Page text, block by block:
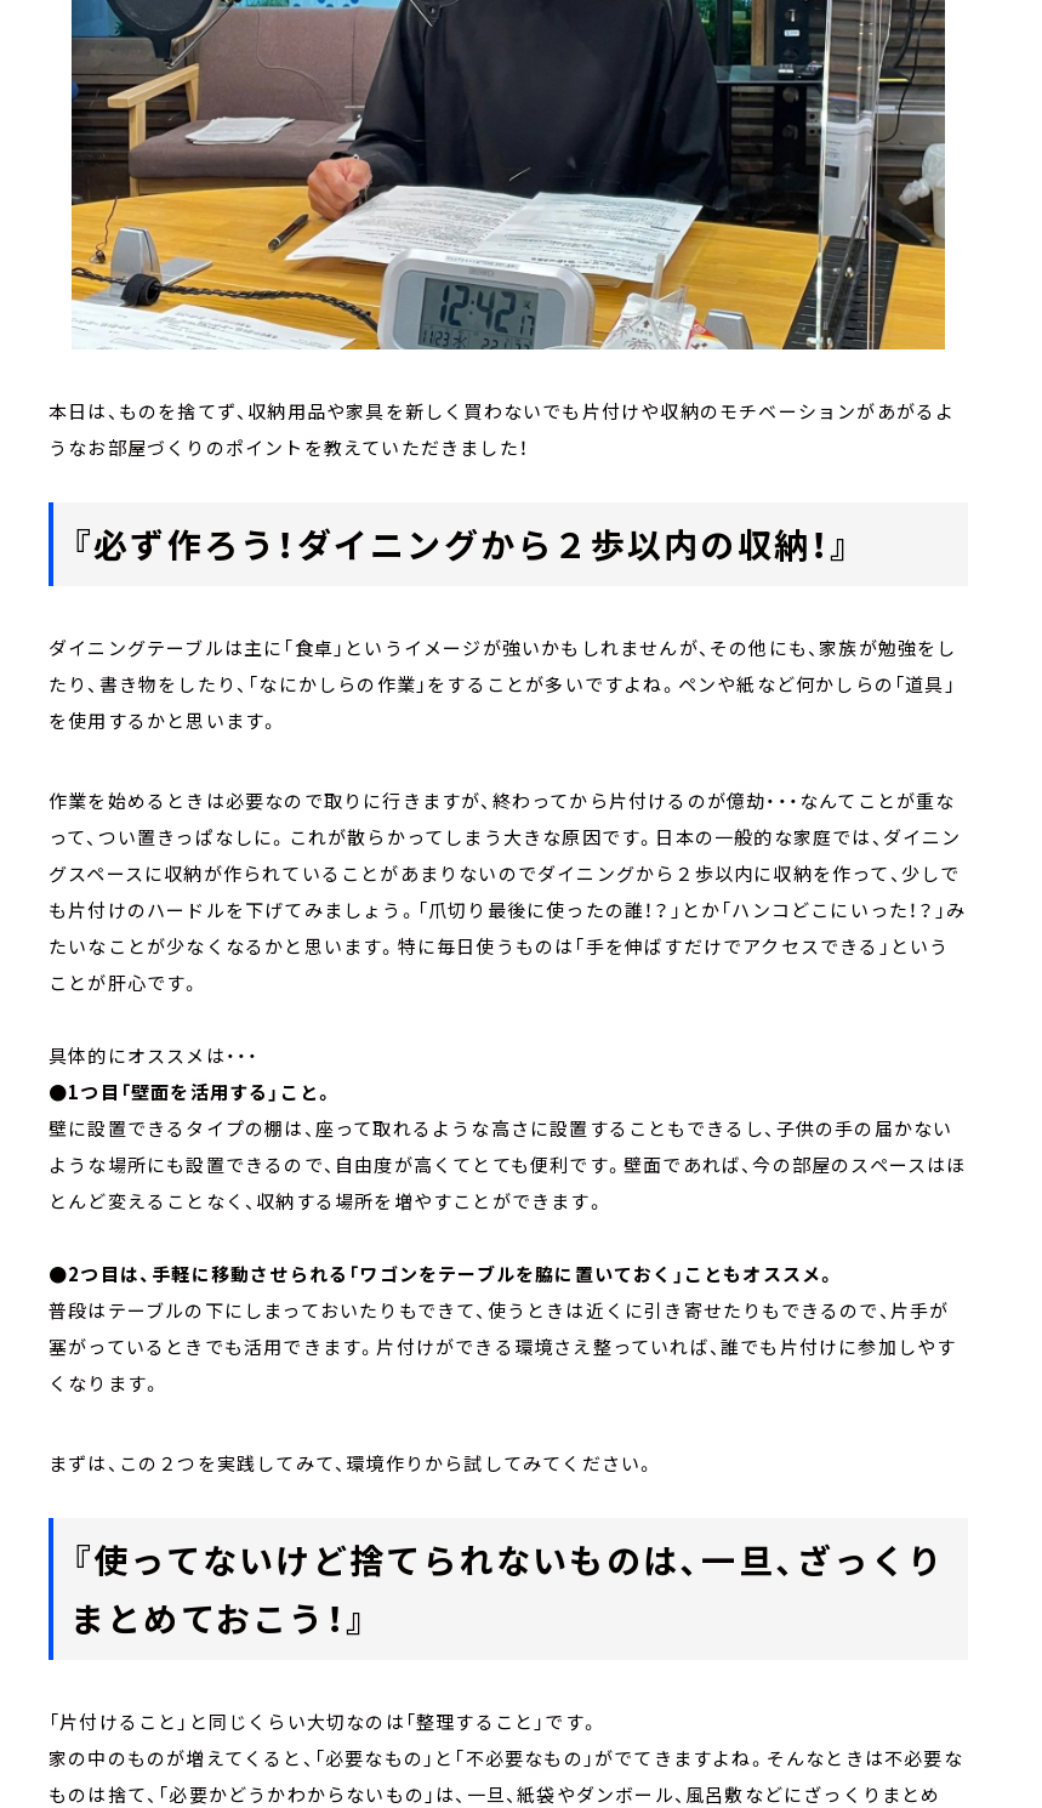
本日は、ものを捨てず、収納用品や家具を新しく買わないでも片付けや収納のモチベーションがあがるよ
うなお部屋づくりのポイントを教えていただきました！
『必ず作ろう！ダイニングから２歩以内の収納！』
ダイニングテーブルは主に「食卓」というイメージが強いかもしれませんが、その他にも、家族が勉強をし
たり、書き物をしたり、「なにかしらの作業」をすることが多いですよね。ペンや紙など何かしらの「道具」
を使用するかと思います。
作業を始めるときは必要なので取りに行きますが、終わってから片付けるのが億劫・・・なんてことが重な
って、つい置きっぱなしに。これが散らかってしまう大きな原因です。日本の一般的な家庭では、ダイニン
グスペースに収納が作られていることがあまりないのでダイニングから２歩以内に収納を作って、少しで
も片付けのハードルを下げてみましょう。「爪切り最後に使ったの誰！？」とか「ハンコどこにいった！？」み
たいなことが少なくなるかと思います。特に毎日使うものは「手を伸ばすだけでアクセスできる」という
ことが肝心です。
具体的にオススメは・・・
●1つ目「壁面を活用する」こと。
壁に設置できるタイプの棚は、座って取れるような高さに設置することもできるし、子供の手の届かない
ような場所にも設置できるので、自由度が高くてとても便利です。壁面であれば、今の部屋のスペースはほ
とんど変えることなく、収納する場所を増やすことができます。
●2つ目は、手軽に移動させられる「ワゴンをテーブルを脇に置いておく」こともオススメ。
普段はテーブルの下にしまっておいたりもできて、使うときは近くに引き寄せたりもできるので、片手が
塞がっているときでも活用できます。片付けができる環境さえ整っていれば、誰でも片付けに参加しやす
くなります。
まずは、この２つを実践してみて、環境作りから試してみてください。
『使ってないけど捨てられないものは、一旦、ざっくり
まとめておこう！』
「片付けること」と同じくらい大切なのは「整理すること」です。
家の中のものが増えてくると、「必要なもの」と「不必要なもの」がでてきますよね。そんなときは不必要な
ものは捨て、「必要かどうかわからないもの」は、一旦、紙袋やダンボール、風呂敷などにざっくりまとめ